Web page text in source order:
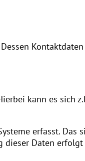
kann es sich
erfasst. Das
Daten